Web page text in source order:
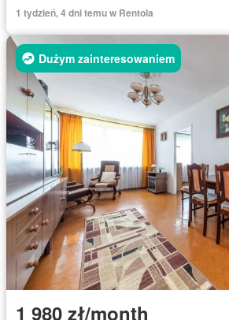
1 tydzień, 4 dni temu w Rentola
Dużym zainteresowaniem
1 980 zł/month